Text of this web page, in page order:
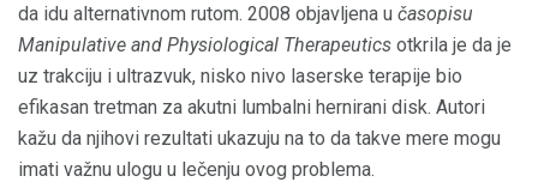
da idu alternativnom rutom. 2008 objavljena u časopisu
Manipulative and Physiological Therapeutics otkrila je da je
uz trakciju i ultrazvuk, nisko nivo laserske terapije bio
efikasan tretman za akutni lumbalni hernirani disk. Autori
kažu da njihovi rezultati ukazuju na to da takve mere mogu
imati važnu ulogu u lečenju ovog problema.